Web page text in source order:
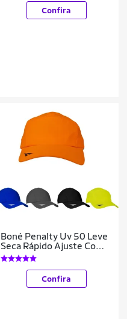
Confira
Boné Penalty Uv 50 Leve
Seca Rápido Ajuste Com
Regulável
Confira